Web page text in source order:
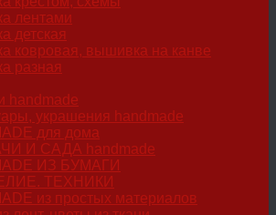
лентами
детская
ковровая, вышивка на канве
разная
handmade
украшения handmade
для дома
И САДА handmade
ИЗ БУМАГИ
ТЕХНИКИ
из простых материалов